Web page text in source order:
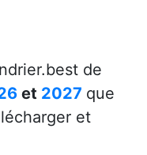
de
et 2027 que
et